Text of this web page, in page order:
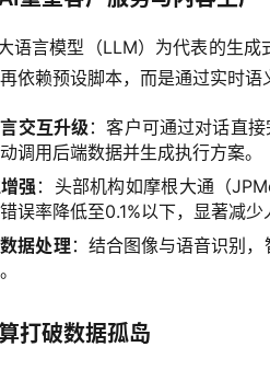
语言模型（LLM）为代表的生
依赖预设脚本，而是通过实时语
交互升级 ：客户可通过对话直
调用后端数据并生成执行方案。
强 ：头部机构如摩根大通（
误率降低至0.1%以下，显著减少
据处理：结合图像与语音识别
打破数据孤岛